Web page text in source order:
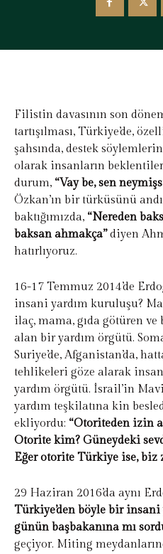
Filistin davasının son
tartışılması, Türkiye’de,
şahsında, destek
olarak insanların
durum, “Vay be, sen
Özkan’ın bir türküsünü
baktığımızda, “Nereden
baksan ahmakça”diyen
hatırlıyoruz.
16-17 Temmuz 2014’de
insani yardım kuruluşu?
ilaç, mama, gıda götüren
alan bir yardım örgütü.
Suriye’de, Afganistan’da,
tehlikeleri göze alarak
yardım örgütü. İsrail’in
yardım teşkilatına kin
ekliyordu: “Otoriteden izin
Otorite kim? Güneydeki
Eğer otorite Türkiye ise, biz
29 Haziran 2016’da aynı
Türkiye’den böyle bir
günün başbakanına mı
geçiyor. Miting